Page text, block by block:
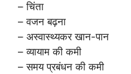
– चिंता
– वजन बढ़ना
– अस्वास्थ्यकर खान-पान
– व्यायाम की कमी
– समय प्रबंधन की कमी